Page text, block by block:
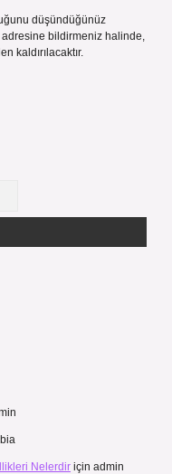
düşündüğünüz
adresine bildirmeniz halinde,
kaldırılacaktır.
Nelerdir için admin